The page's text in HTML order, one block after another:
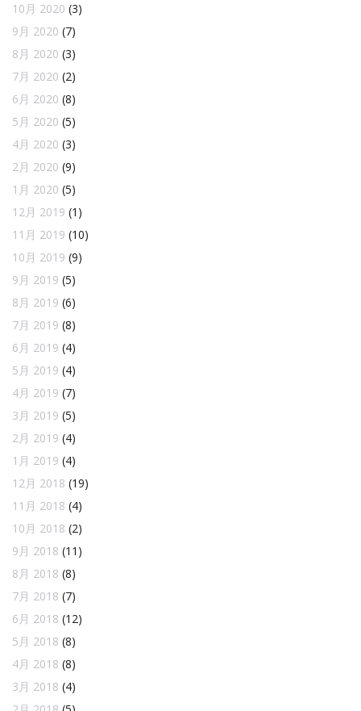
10月 2020 (3)
9月 2020 (7)
8月 2020 (3)
7月 2020 (2)
6月 2020 (8)
5月 2020 (5)
4月 2020 (3)
2月 2020 (9)
1月 2020 (5)
12月 2019 (1)
11月 2019 (10)
10月 2019 (9)
9月 2019 (5)
8月 2019 (6)
7月 2019 (8)
6月 2019 (4)
5月 2019 (4)
4月 2019 (7)
3月 2019 (5)
2月 2019 (4)
1月 2019 (4)
12月 2018 (19)
11月 2018 (4)
10月 2018 (2)
9月 2018 (11)
8月 2018 (8)
7月 2018 (7)
6月 2018 (12)
5月 2018 (8)
4月 2018 (8)
3月 2018 (4)